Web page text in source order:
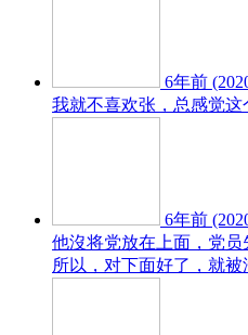
6年前
我就不喜欢张，总感觉
6年前
他沒将党放在上面，党员
所以，对下面好了，就被